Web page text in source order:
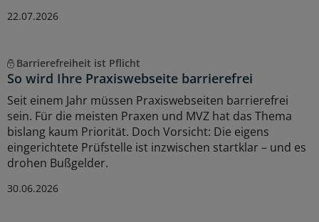
22.07.2026
Barrierefreiheit ist Pflicht
So wird Ihre Praxiswebseite barrierefrei
Seit einem Jahr müssen Praxiswebseiten barrierefrei
sein. Für die meisten Praxen und MVZ hat das Thema
bislang kaum Priorität. Doch Vorsicht: Die eigens
eingerichtete Prüfstelle ist inzwischen startklar – und es
drohen Bußgelder.
30.06.2026